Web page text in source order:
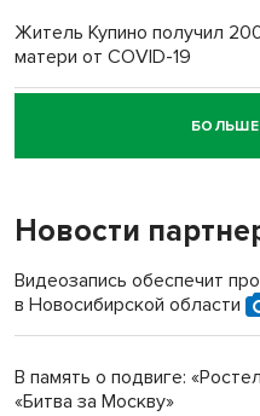
Житель Купино получил
матери от COVID-19
Новосибирский суд
пенсионерки на вокзале
«Мы живём на пастбище!»:
терроризируют жителей
Инвалид получил условный
Новости
Видеозапись обеспечит
в Новосибирской области
В память о подвиге:
«Битва за Москву»